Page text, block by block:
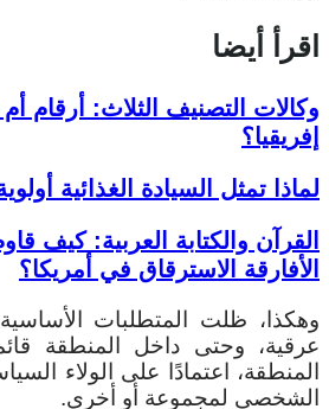
اقرأ أيضا
وكالات التصنيف الثلاث: أرقام
إفريقيا؟
لماذا تمثل السيادة الغذائية
القرآن والكتابة العربية: كيف
الأفارقة الاسترقاق في أمريكا؟
وهكذا، ظلت المتطلبات
عرقية، وحتى داخل المنطقة
المنطقة، اعتمادًا على الولاء
الشخصي لمجموعة أو أخرى.